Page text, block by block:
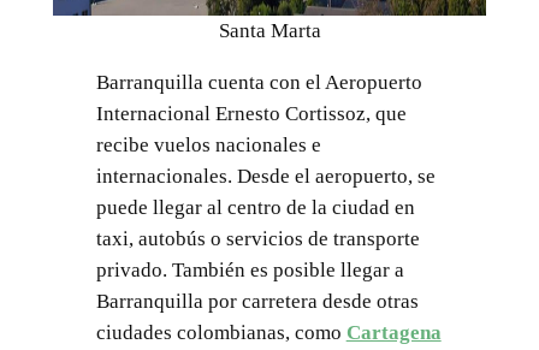
Santa Marta
Barranquilla cuenta con el Aeropuerto
Internacional Ernesto Cortissoz, que
recibe vuelos nacionales e
internacionales. Desde el aeropuerto, se
puede llegar al centro de la ciudad en
taxi, autobús o servicios de transporte
privado. También es posible llegar a
Barranquilla por carretera desde otras
ciudades colombianas, como Cartagena